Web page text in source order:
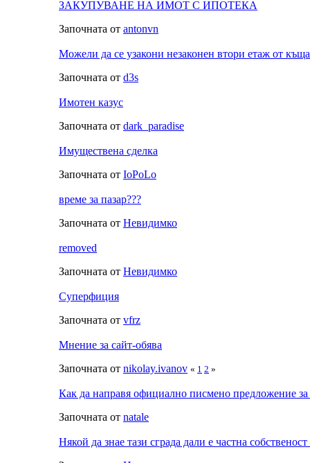
ЗАКУПУВАНЕ НА ИМОТ С ИПОТЕКА
Започната от antonvn
Можели да се узакони незаконен втори етаж от къща
Започната от d3s
Имотен казус
Започната от dark_paradise
Имуществена сделка
Започната от IoPoLo
време за пазар???
Започната от Невидимко
removed
Започната от Невидимко
Суперфиция
Започната от vfrz
Мнение за сайт-обява
Започната от nikolay.ivanov « 1 2 »
Как да направя официално писмено предложение за
Започната от natale
Някой да знае тази сграда дали е частна